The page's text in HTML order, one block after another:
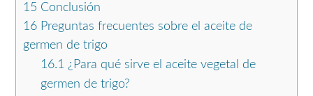
15 Conclusión
16 Preguntas frecuentes sobre el aceite de
germen de trigo
16.1 ¿Para qué sirve el aceite vegetal de
germen de trigo?